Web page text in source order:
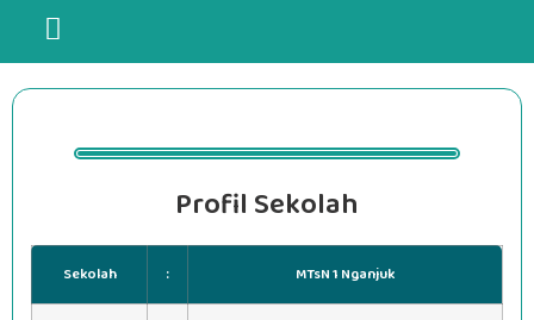
Profil Sekolah
Sekolah : MTsN 1 Nganjuk